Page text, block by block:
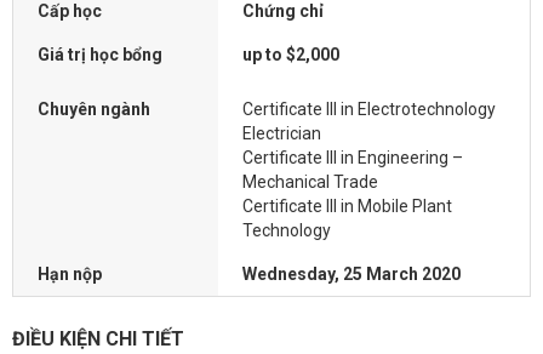
Cấp học Chứng chỉ
Giá trị học bổng up to $2,000
Chuyên ngành
Certificate III in Electrotechnology
Electrician
Certificate III in Engineering –
Mechanical Trade
Certificate III in Mobile Plant
Technology
Hạn nộp Wednesday, 25 March 2020
ĐIỀU KIỆN CHI TIẾT